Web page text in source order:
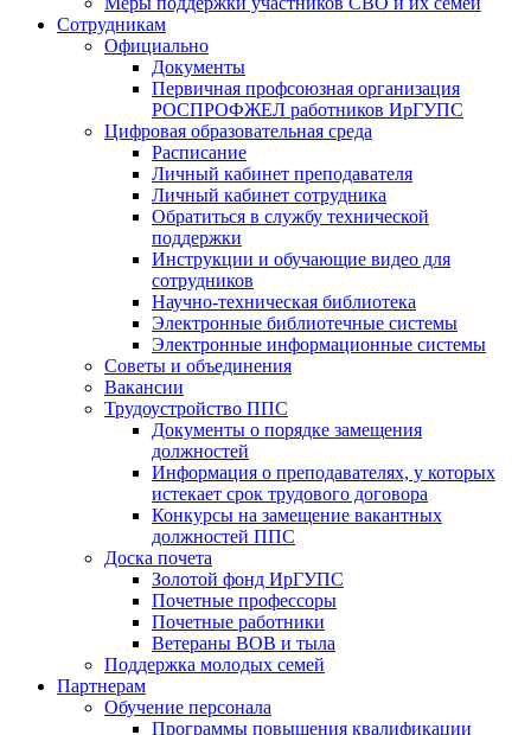
Сотрудникам
Официально
Документы
Первичная профсоюзная организация
РОСПРОФЖЕЛ работников ИрГУПС
Цифровая образовательная среда
Расписание
Личный кабинет преподавателя
Личный кабинет сотрудника
Обратиться в службу технической
поддержки
Инструкции и обучающие видео для
сотрудников
Научно-техническая библиотека
Электронные библиотечные системы
Электронные информационные системы
Советы и объединения
Вакансии
Трудоустройство ППС
Документы о порядке замещения
должностей
Информация о преподавателях, у которых
истекает срок трудового договора
Конкурсы на замещение вакантных
должностей ППС
Доска почета
Золотой фонд ИрГУПС
Почетные профессоры
Почетные работники
Ветераны ВОВ и тыла
Поддержка молодых семей
Партнерам
Обучение персонала
Программы повышения квалификации